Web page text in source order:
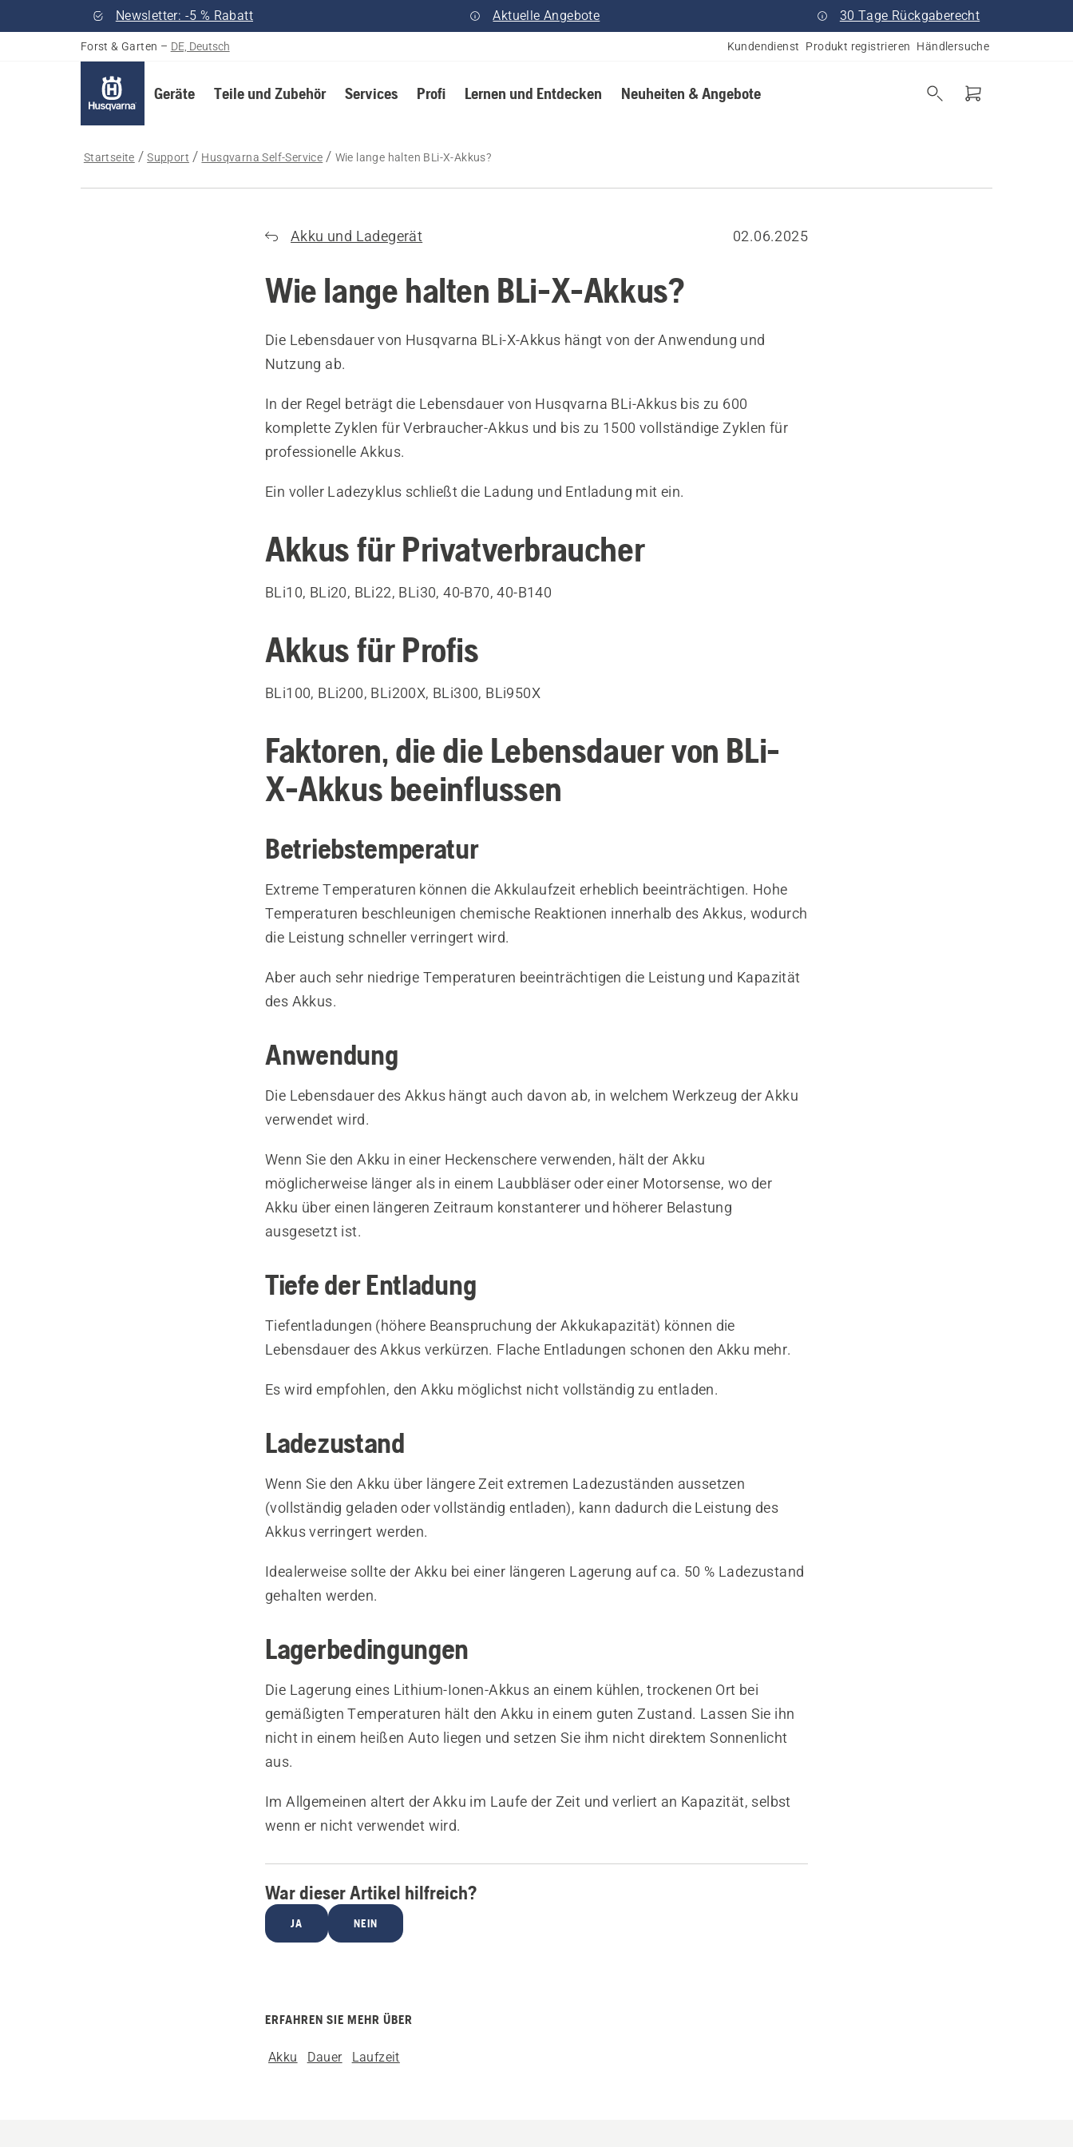
Newsletter: -5 % Rabatt Aktuelle Angebote 30 Tage Rückgaberecht
Forst & Garten – DE, Deutsch Kundendienst Produkt registrieren Händlersuche
Geräte Teile und Zubehör Services Profi Lernen und Entdecken Neuheiten & Angebote
Startseite Support Husqvarna Self-Service Wie lange halten BLi-X-Akkus?
Akku und Ladegerät 02.06.2025
Wie lange halten BLi-X-Akkus?
Die Lebensdauer von Husqvarna BLi-X-Akkus hängt von der Anwendung und
Nutzung ab.
In der Regel beträgt die Lebensdauer von Husqvarna BLi-Akkus bis zu 600
komplette Zyklen für Verbraucher-Akkus und bis zu 1500 vollständige Zyklen für
professionelle Akkus.
Ein voller Ladezyklus schließt die Ladung und Entladung mit ein.
Akkus für Privatverbraucher
BLi10, BLi20, BLi22, BLi30, 40-B70, 40-B140
Akkus für Profis
BLi100, BLi200, BLi200X, BLi300, BLi950X
Faktoren, die die Lebensdauer von BLi-
X-Akkus beeinflussen
Betriebstemperatur
Extreme Temperaturen können die Akkulaufzeit erheblich beeinträchtigen. Hohe
Temperaturen beschleunigen chemische Reaktionen innerhalb des Akkus, wodurch
die Leistung schneller verringert wird.
Aber auch sehr niedrige Temperaturen beeinträchtigen die Leistung und Kapazität
des Akkus.
Anwendung
Die Lebensdauer des Akkus hängt auch davon ab, in welchem Werkzeug der Akku
verwendet wird.
Wenn Sie den Akku in einer Heckenschere verwenden, hält der Akku
möglicherweise länger als in einem Laubbläser oder einer Motorsense, wo der
Akku über einen längeren Zeitraum konstanterer und höherer Belastung
ausgesetzt ist.
Tiefe der Entladung
Tiefentladungen (höhere Beanspruchung der Akkukapazität) können die
Lebensdauer des Akkus verkürzen. Flache Entladungen schonen den Akku mehr.
Es wird empfohlen, den Akku möglichst nicht vollständig zu entladen.
Ladezustand
Wenn Sie den Akku über längere Zeit extremen Ladezuständen aussetzen
(vollständig geladen oder vollständig entladen), kann dadurch die Leistung des
Akkus verringert werden.
Idealerweise sollte der Akku bei einer längeren Lagerung auf ca. 50 % Ladezustand
gehalten werden.
Lagerbedingungen
Die Lagerung eines Lithium-Ionen-Akkus an einem kühlen, trockenen Ort bei
gemäßigten Temperaturen hält den Akku in einem guten Zustand. Lassen Sie ihn
nicht in einem heißen Auto liegen und setzen Sie ihm nicht direktem Sonnenlicht
aus.
Im Allgemeinen altert der Akku im Laufe der Zeit und verliert an Kapazität, selbst
wenn er nicht verwendet wird.
War dieser Artikel hilfreich?
JA NEIN
ERFAHREN SIE MEHR ÜBER
Akku Dauer Laufzeit